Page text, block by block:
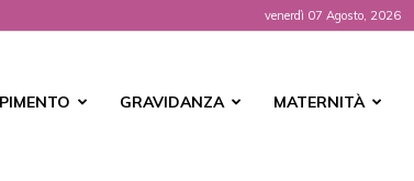
venerdì 07 Agosto, 2026
GRAVIDANZA MATERNITÀ